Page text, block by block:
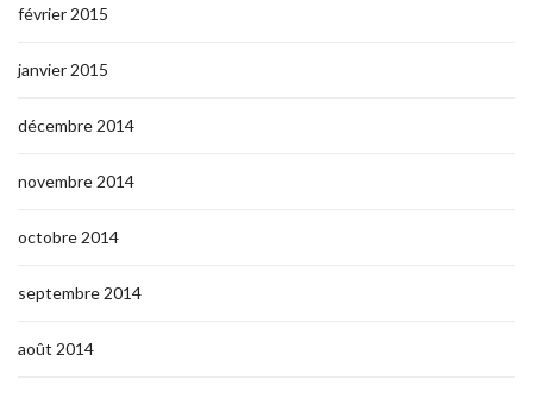
février 2015
janvier 2015
décembre 2014
novembre 2014
octobre 2014
septembre 2014
août 2014